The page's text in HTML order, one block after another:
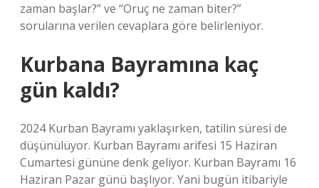
zaman başlar?” ve “Oruç ne zaman biter?”
sorularına verilen cevaplara göre belirleniyor.
Kurbana Bayramına kaç
gün kaldı?
2024 Kurban Bayramı yaklaşırken, tatilin süresi de
düşünülüyor. Kurban Bayramı arifesi 15 Haziran
Cumartesi gününe denk geliyor. Kurban Bayramı 16
Haziran Pazar günü başlıyor. Yani bugün itibariyle